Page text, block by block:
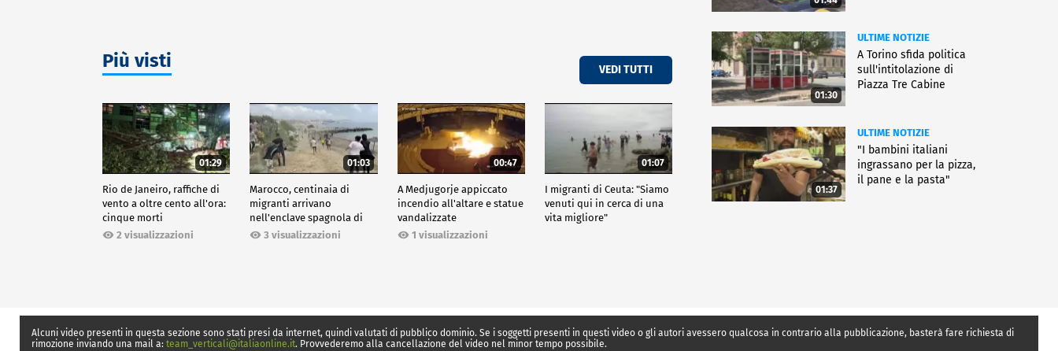
Più visti VEDI TUTTI
01:29
Rio de Janeiro, raffiche di
vento a oltre cento all'ora:
cinque morti
2 visualizzazioni
01:03
Marocco, centinaia di
migranti arrivano
nell'enclave spagnola di
Ceuta3 visualizzazioni
00:47
A Medjugorje appiccato
incendio all'altare e statue
vandalizzate
1 visualizzazioni
01:07
I migranti di Ceuta: "Siamo
venuti qui in cerca di una
vita migliore"
01:30
ULTIME NOTIZIE
A Torino sfida politica
sull'intitolazione di
Piazza Tre Cabine
01:37
ULTIME NOTIZIE
"I bambini italiani
ingrassano per la pizza,
il pane e la pasta"
Alcuni video presenti in questa sezione sono stati presi da internet, quindi valutati di pubblico dominio. Se i soggetti presenti in questi video o gli autori avessero qualcosa in contrario alla pubblicazione, basterà fare richiesta di
rimozione inviando una mail a: team_verticali@italiaonline.it. Provvederemo alla cancellazione del video nel minor tempo possibile.